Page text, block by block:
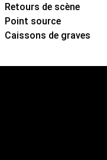
Retours de scène
Point source
Caissons de graves